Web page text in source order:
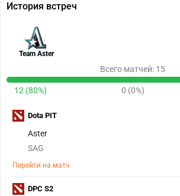
История встреч
Team Aster
Всего матчей: 15
12 (80%) 0 (0%)
Aster
SAG
Перейти на матч
Dota PIT
DPC S2